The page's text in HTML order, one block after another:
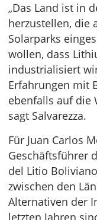
„Das Land ist in
herzustellen, die
Solarparks
wollen, dass
industrialisiert
Erfahrungen mit
ebenfalls auf die
sagt Salvarezza.
Für Juan Carlos
Geschäftsführer
del Litio
zwischen den
Alternativen der
letzten Jahren